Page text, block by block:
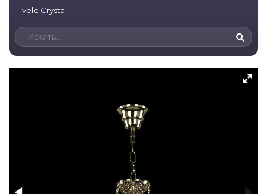
Ivele Crystal